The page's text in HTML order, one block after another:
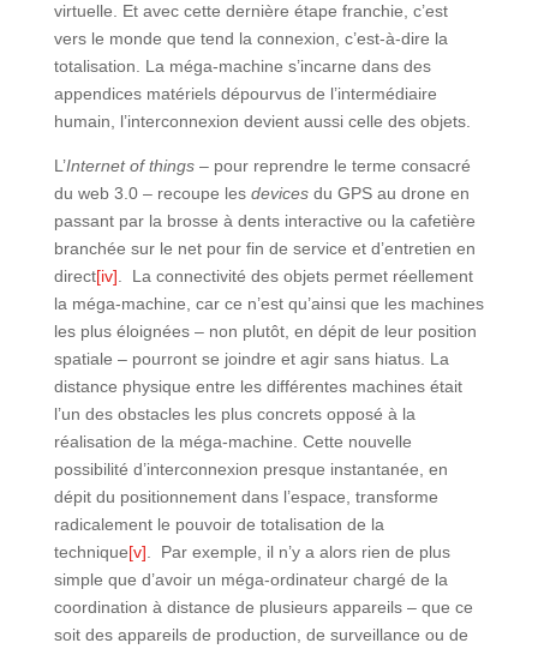
virtuelle. Et avec cette dernière étape franchie, c’est
vers le monde que tend la connexion, c’est-à-dire la
totalisation. La méga-machine s’incarne dans des
appendices matériels dépourvus de l’intermédiaire
humain, l’interconnexion devient aussi celle des objets.
L’Internet of things– pour reprendre le terme consacré
du web 3.0 – recoupe les devicesdu GPS au drone en
passant par la brosse à dents interactive ou la cafetière
branchée sur le net pour fin de service et d’entretien en
direct[iv] . La connectivité des objets permet réellement
la méga-machine, car ce n’est qu’ainsi que les machines
les plus éloignées – non plutôt, en dépit de leur position
spatiale – pourront se joindre et agir sans hiatus. La
distance physique entre les différentes machines était
l’un des obstacles les plus concrets opposé à la
réalisation de la méga-machine. Cette nouvelle
possibilité d’interconnexion presque instantanée, en
dépit du positionnement dans l’espace, transforme
radicalement le pouvoir de totalisation de la
technique[v] . Par exemple, il n’y a alors rien de plus
simple que d’avoir un méga-ordinateur chargé de la
coordination à distance de plusieurs appareils – que ce
soit des appareils de production, de surveillance ou de